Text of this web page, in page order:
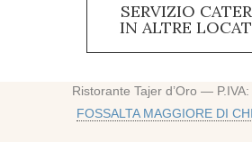
SERVIZIO
IN ALTRE
Ristorante Tajer d’Oro —
FOSSALTA MAGGIORE DI